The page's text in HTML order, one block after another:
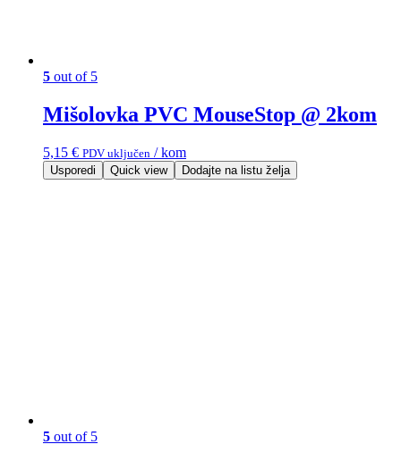
5 out of 5
Mišolovka PVC MouseStop @ 2kom
5,15 € PDV uključen / kom
Usporedi Quick view Dodajte na listu želja
5 out of 5